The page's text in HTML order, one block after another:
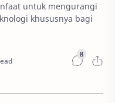
untuk mengurangi
khususnya bagi